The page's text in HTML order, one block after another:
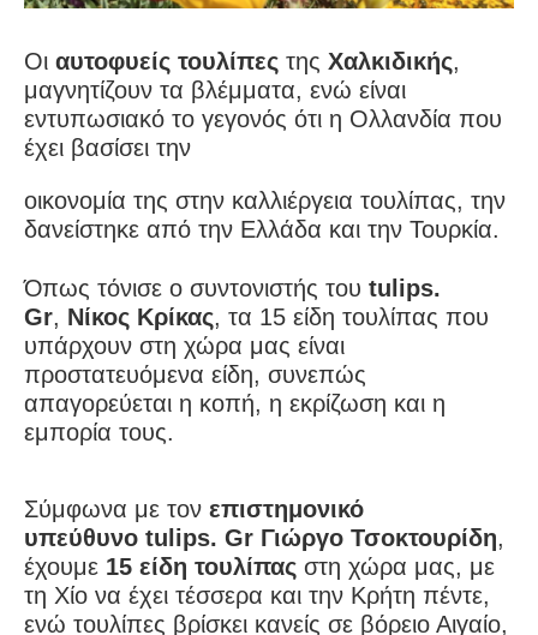
Οι αυτοφυείς τουλίπες της Χαλκιδικής,
μαγνητίζουν τα βλέμματα, ενώ είναι
εντυπωσιακό το γεγονός ότι η Ολλανδία που
έχει βασίσει την
οικονομία της στην καλλιέργεια τουλίπας, την
δανείστηκε από την Ελλάδα και την Τουρκία.
Όπως τόνισε ο συντονιστής του tulips.
Gr, Νίκος Κρίκας, τα 15 είδη τουλίπας που
υπάρχουν στη χώρα μας είναι
προστατευόμενα είδη, συνεπώς
απαγορεύεται η κοπή, η εκρίζωση και η
εμπορία τους.
Σύμφωνα με τον επιστημονικό
υπεύθυνο tulips. Gr Γιώργο Τσοκτουρίδη,
έχουμε 15 είδη τουλίπας στη χώρα μας, με
τη Χίο να έχει τέσσερα και την Κρήτη πέντε,
ενώ τουλίπες βρίσκει κανείς σε βόρειο Αιγαίο,